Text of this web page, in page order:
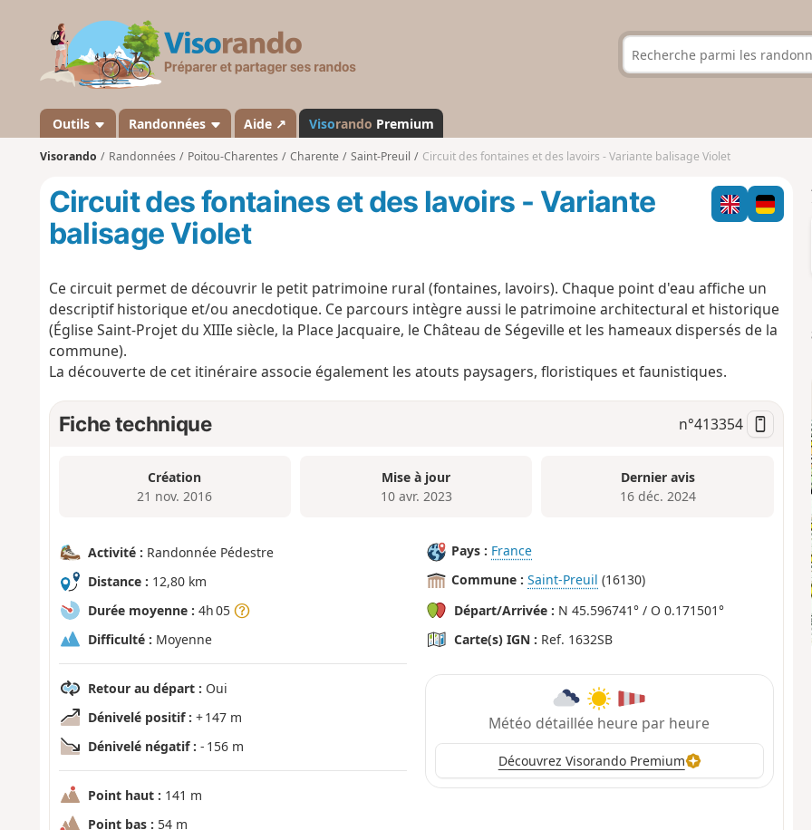
s
a
n
d
Outils Randonnées Aide ↗ Visorando Premium
Visorando Randonnées Poitou-Charentes Charente Saint-Preuil Circuit des fontaines et des lavoirs - Variante balisage Violet
Circuit des fontaines et des lavoirs - Variante
balisage Violet
Ce circuit permet de découvrir le petit patrimoine rural (fontaines, lavoirs). Chaque point d'eau affiche un
descriptif historique et/ou anecdotique. Ce parcours intègre aussi le patrimoine architectural et historique
(Église Saint-Projet du XIIIe siècle, la Place Jacquaire, le Château de Ségeville et les hameaux dispersés de la
commune).
La découverte de cet itinéraire associe également les atouts paysagers, floristiques et faunistiques.
Fiche technique n°413354
Création
21 nov. 2016
Mise à jour
10 avr. 2023
Dernier avis
16 déc. 2024
Activité : Randonnée Pédestre
Distance : 12,80 km
Durée moyenne : 4h 05
Difficulté : Moyenne
Retour au départ : Oui
Dénivelé positif : + 147 m
Dénivelé négatif : - 156 m
Point haut : 141 m
Point bas : 54 m
Pays : France
Commune : Saint-Preuil (16130)
Départ/Arrivée : N 45.596741° / O 0.171501°
Carte(s) IGN : Ref. 1632SB
Météo détaillée heure par heure
Découvrez Visorando Premium